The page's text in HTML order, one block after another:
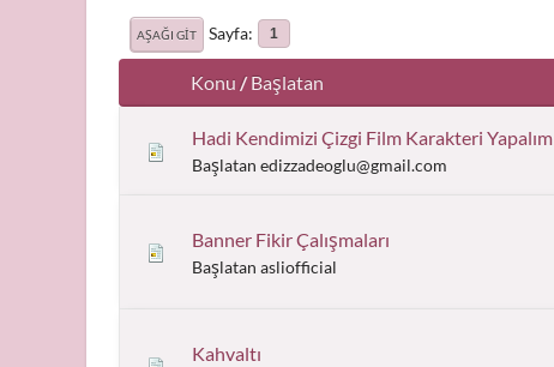
AŞAĞI GIT Sayfa 1
Konu /Başlatan
Hadi Kendimizi Çizgi Film Karakteri Yapalım
Başlatan edizzadeoglu@gmail.com
Banner Fikir Çalışmaları
Başlatan asliofficial
Kahvaltı